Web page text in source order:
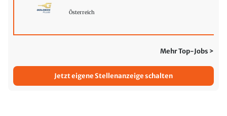
Österreich
Mehr Top-Jobs >
Jetzt eigene Stellenanzeige schalten